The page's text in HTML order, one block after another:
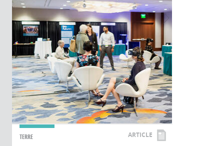
TERRE ARTICLE